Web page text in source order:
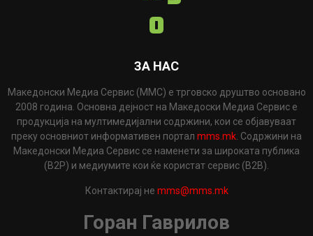
ЗА НАС
Македонски Медиа Сервис (ММС) е трговско друштво основано
2008 година. Основна дејност на Македоски Медиа Сервис е
продукција на мултимедијални содржини, кои се објавуваат
преку основниот информативен портал mms.mk . Содржини на
Македонски Медиа Сервис се наменети за широката публика
(B2P) и медиумите кои ќе користат сервис (B2B).
Контактирај не mms@mms.mk
Горан Гаврилов